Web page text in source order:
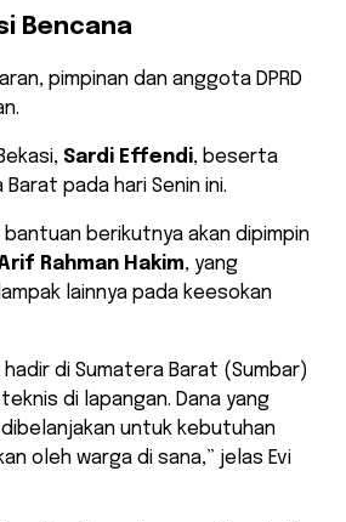
Bencana
pimpinan dan anggota DPRD
Sardi Effendi, beserta
pada hari Senin ini.
berikutnya akan dipimpin
Rahman Hakim, yang
lainnya pada keesokan
di Sumatera Barat (Sumbar)
di lapangan. Dana yang
untuk kebutuhan
oleh warga di sana,” jelas Evi